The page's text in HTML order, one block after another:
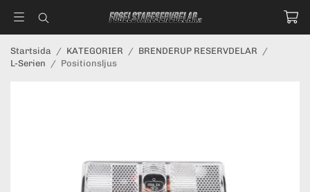
Startsida / KATEGORIER / BRENDERUP RESERVDELAR /
L-Serien / Positionsljus